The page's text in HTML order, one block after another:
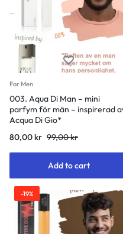
For Men
003. Aqua Di Man – mini
parfym för män – inspirerad
Acqua Di Gio*
80,00kr 99,00kr
Add to cart
-19%